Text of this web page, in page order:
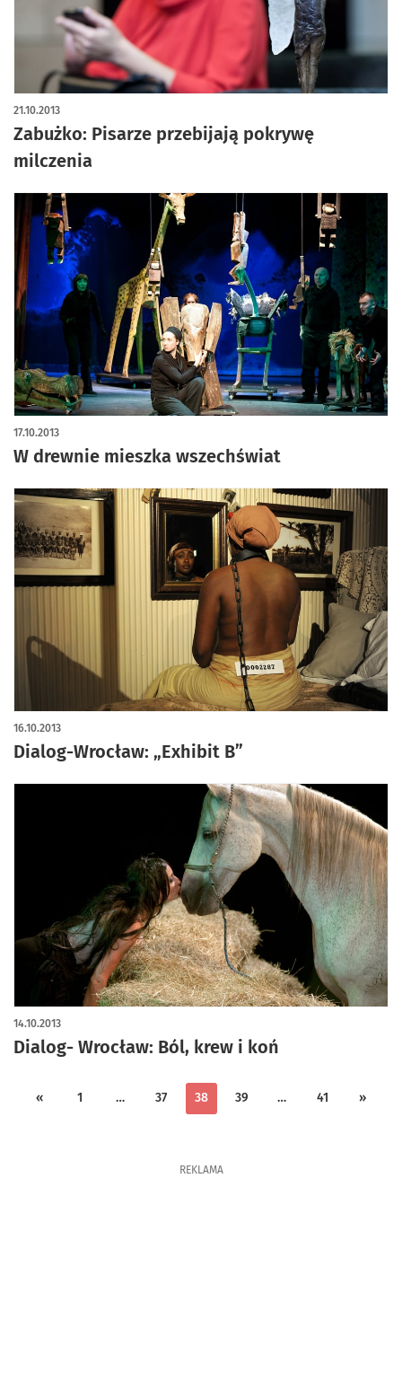
Zabużko: Pisarze przebijają pokrywę
milczenia
21.10.2013
W drewnie mieszka wszechświat
17.10.2013
Dialog-Wrocław: „Exhibit B”
16.10.2013
Dialog- Wrocław: Ból, krew i koń
14.10.2013
« 1 … 37 38 39 … 41 »
REKLAMA